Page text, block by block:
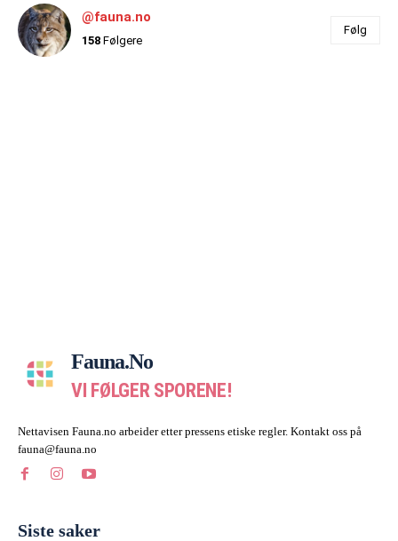
@fauna.no
158 Følgere
Følg
Fauna.no
VI FØLGER SPORENE!
Nettavisen Fauna.no arbeider etter pressens etiske regler. Kontakt oss på
fauna@fauna.no
Siste saker